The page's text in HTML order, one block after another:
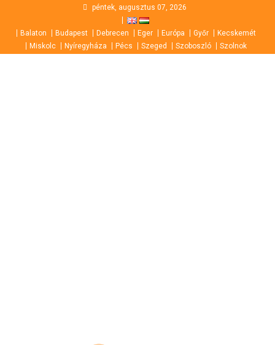
content
péntek, augusztus 07, 2026
Balaton Budapest Debrecen Eger Európa Győr
Kecskemét
Miskolc
Nyíregyháza Pécs Szeged Szoboszló Szolnok